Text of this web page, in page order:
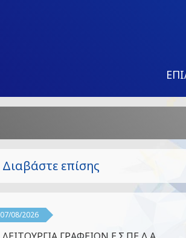
Διαβάστε επίσης
07/08/2026